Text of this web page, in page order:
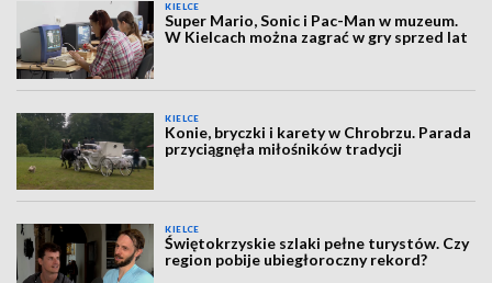
KIELCE
Super Mario, Sonic i Pac-Man w muzeum.
W Kielcach można zagrać w gry sprzed lat
KIELCE
Konie, bryczki i karety w Chrobrzu. Parada
przyciągnęła miłośników tradycji
KIELCE
Świętokrzyskie szlaki pełne turystów. Czy
region pobije ubiegłoroczny rekord?